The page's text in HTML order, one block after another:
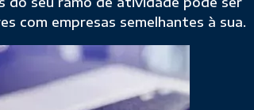
com empresas semelhantes à sua.